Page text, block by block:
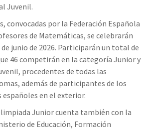
Juvenil.
convocadas por la Federación Española
de Matemáticas, se celebrarán
de junio de 2026. Participarán un total de
46 competirán en la categoría Junior y
procedentes de todas las
además de participantes de los
en el exterior.
Junior cuenta también con la
de Educación, Formación